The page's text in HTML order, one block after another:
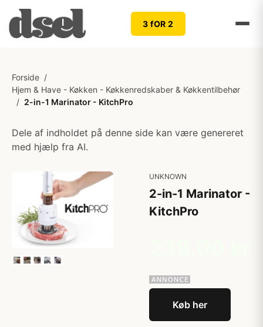
3 fOR 2
Forside /
Hjem & Have - Køkken - Køkkenredskaber & Køkkentilbehør
/ 2-in-1 Marinator - KitchPro
Dele af indholdet på denne side kan være genereret
med hjælp fra AI.
UNKNOWN
2-in-1 Marinator -
KitchPro
Køb her